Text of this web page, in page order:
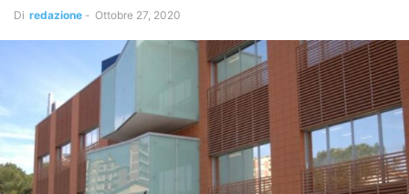
Di redazione - Ottobre 27, 2020